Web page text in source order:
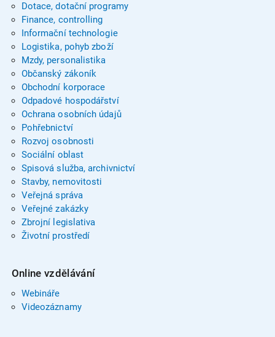
Dotace, dotační programy
Finance, controlling
Informační technologie
Logistika, pohyb zboží
Mzdy, personalistika
Občanský zákoník
Obchodní korporace
Odpadové hospodářství
Ochrana osobních údajů
Pohřebnictví
Rozvoj osobnosti
Sociální oblast
Spisová služba, archivnictví
Stavby, nemovitosti
Veřejná správa
Veřejné zakázky
Zbrojní legislativa
Životní prostředí
Online vzdělávání
Webináře
Videozáznamy